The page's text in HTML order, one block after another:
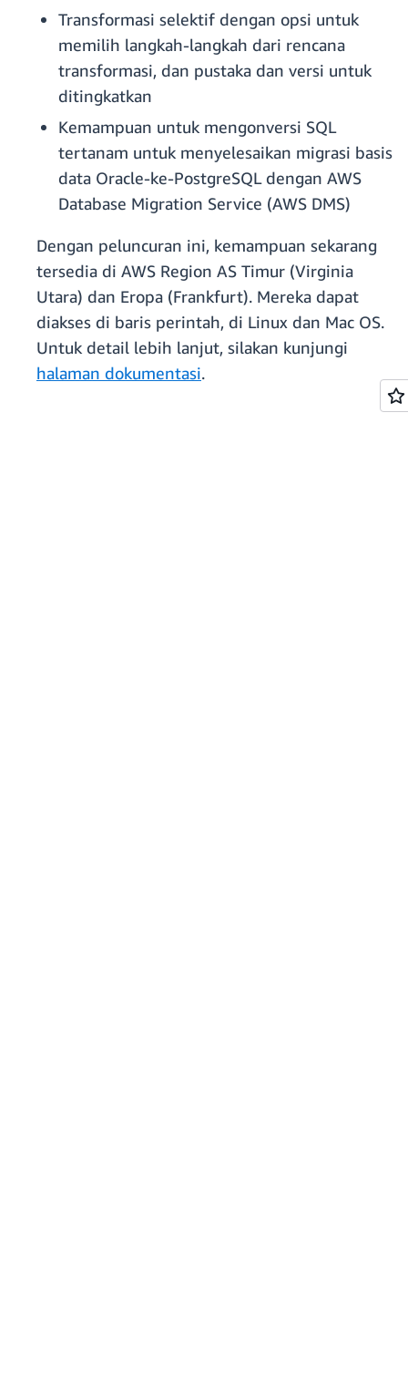
Transformasi selektif dengan opsi untuk
memilih langkah-langkah dari rencana
transformasi, dan pustaka dan versi untuk
ditingkatkan
Kemampuan untuk mengonversi SQL
tertanam untuk menyelesaikan migrasi basis
data Oracle-ke-PostgreSQL dengan AWS
Database Migration Service (AWS DMS)
Dengan peluncuran ini, kemampuan sekarang
tersedia di AWS Region AS Timur (Virginia
Utara) dan Eropa (Frankfurt). Mereka dapat
diakses di baris perintah, di Linux dan Mac OS.
Untuk detail lebih lanjut, silakan kunjungi
halaman dokumentasi.